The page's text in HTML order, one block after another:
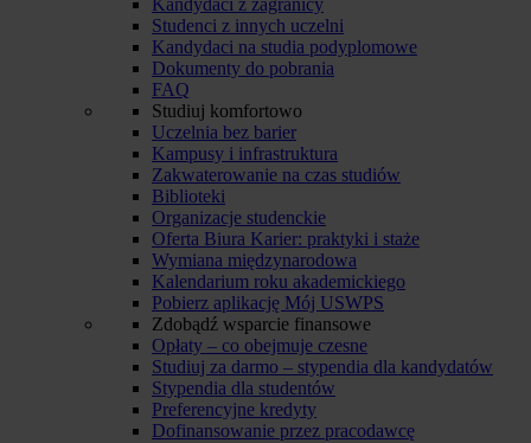
Kandydaci z zagranicy
Studenci z innych uczelni
Kandydaci na studia podyplomowe
Dokumenty do pobrania
FAQ
Studiuj komfortowo
Uczelnia bez barier
Kampusy i infrastruktura
Zakwaterowanie na czas studiów
Biblioteki
Organizacje studenckie
Oferta Biura Karier: praktyki i staże
Wymiana międzynarodowa
Kalendarium roku akademickiego
Pobierz aplikację Mój USWPS
Zdobądź wsparcie finansowe
Opłaty – co obejmuje czesne
Studiuj za darmo – stypendia dla kandydatów
Stypendia dla studentów
Preferencyjne kredyty
Dofinansowanie przez pracodawcę